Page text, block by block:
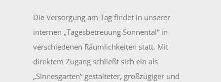
Die Versorgung am Tag findet in unserer
internen „Tagesbetreuung Sonnental“ in
verschiedenen Räumlichkeiten statt. Mit
direktem Zugang schließt sich ein als
„Sinnesgarten“ gestalteter, großzügiger und